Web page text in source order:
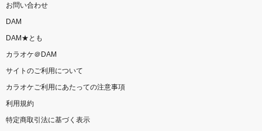
お問い合わせ
DAM
DAM★とも
カラオケ＠DAM
サイトのご利用について
カラオケご利用にあたっての注意事項
利用規約
特定商取引法に基づく表示